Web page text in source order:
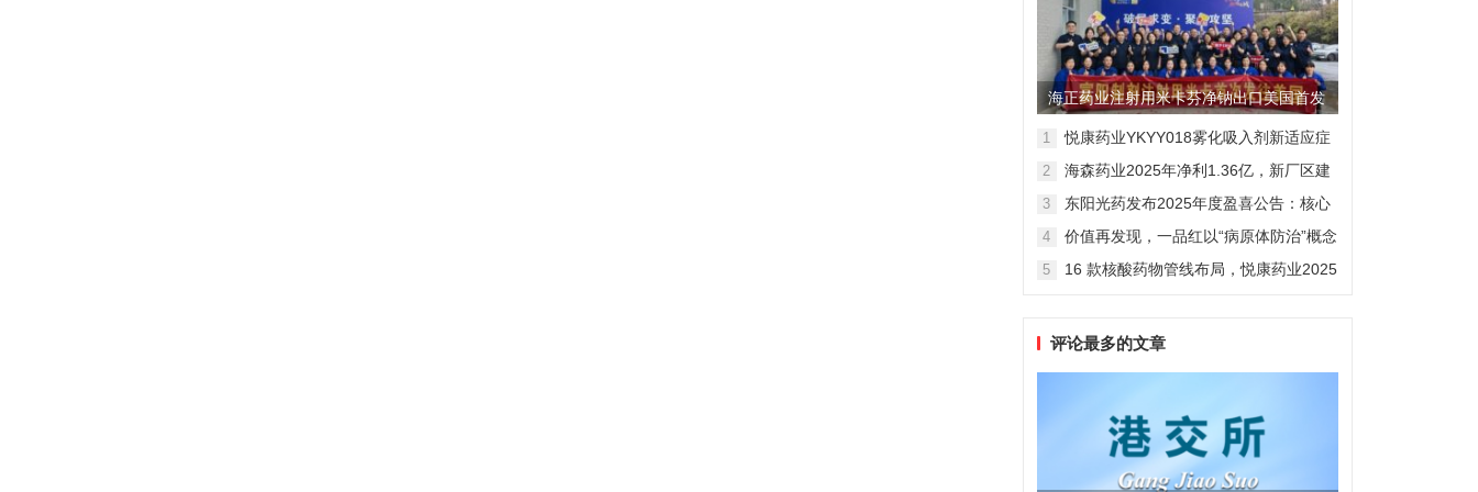
海正药业注射用米卡芬净钠出口美国首发
制剂全球化迈出关键一步
1
悦康药业YKYY018雾化吸入剂新适应症
感染防治
2
海森药业2025年净利1.36亿，新厂区建
3
东阳光药发布2025年度盈喜公告：核心
维度
4
价值再发现，一品红以“病原体防治”概念
5
16 款核酸药物管线布局，悦康药业2025
评论最多的文章